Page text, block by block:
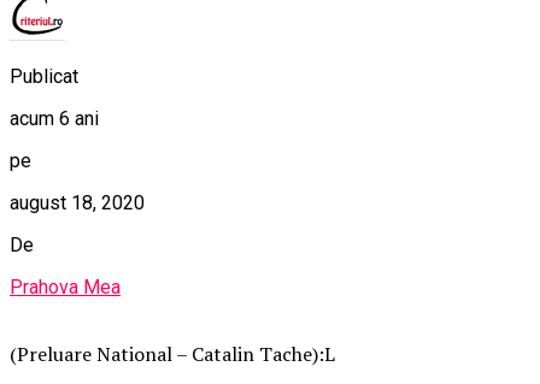
Publicat
acum 6 ani
pe
august 18, 2020
De
Prahova Mea
(Preluare National – Catalin Tache):L